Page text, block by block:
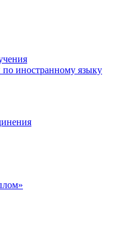
иностранному языку